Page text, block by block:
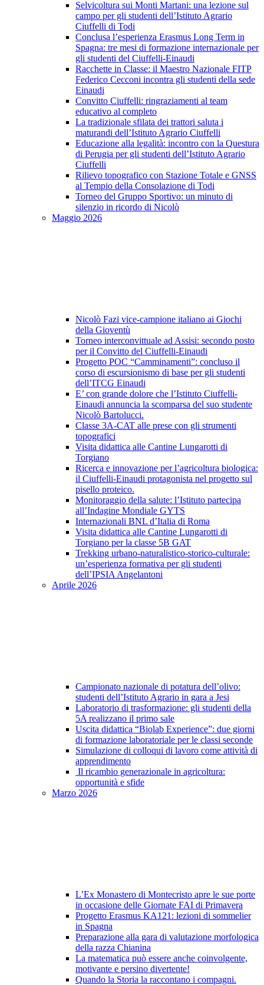
Selvicoltura sui Monti Martani: una lezione sul
campo per gli studenti dell’Istituto Agrario
Ciuffelli di Todi
Conclusa l’esperienza Erasmus Long Term in
Spagna: tre mesi di formazione internazionale per
gli studenti del Ciuffelli-Einaudi
Racchette in Classe: il Maestro Nazionale FITP
Federico Cecconi incontra gli studenti della sede
Einaudi
Convitto Ciuffelli: ringraziamenti al team
educativo al completo
La tradizionale sfilata dei trattori saluta i
maturandi dell’Istituto Agrario Ciuffelli
Educazione alla legalità: incontro con la Questura
di Perugia per gli studenti dell’Istituto Agrario
Ciuffelli
Rilievo topografico con Stazione Totale e GNSS
al Tempio della Consolazione di Todi
Torneo del Gruppo Sportivo: un minuto di
silenzio in ricordo di Nicolò
Maggio 2026
Nicolò Fazi vice-campione italiano ai Giochi
della Gioventù
Torneo interconvittuale ad Assisi: secondo posto
per il Convitto del Ciuffelli-Einaudi
Progetto POC “Camminamenti”: concluso il
corso di escursionismo di base per gli studenti
dell’ITCG Einaudi
E’ con grande dolore che l’Istituto Ciuffelli-
Einaudi annuncia la scomparsa del suo studente
Nicolò Bartolucci.
Classe 3A-CAT alle prese con gli strumenti
topografici
Visita didattica alle Cantine Lungarotti di
Torgiano
Ricerca e innovazione per l’agricoltura biologica:
il Ciuffelli-Einaudi protagonista nel progetto sul
pisello proteico.
Monitoraggio della salute: l’Istituto partecipa
all’Indagine Mondiale GYTS
Internazionali BNL d’Italia di Roma
Visita didattica alle Cantine Lungarotti di
Torgiano per la classe 5B GAT
Trekking urbano-naturalistico-storico-culturale:
un’esperienza formativa per gli studenti
dell’IPSIA Angelantoni
Aprile 2026
Campionato nazionale di potatura dell’olivo:
studenti dell’Istituto Agrario in gara a Jesi
Laboratorio di trasformazione: gli studenti della
5A realizzano il primo sale
Uscita didattica “Biolab Experience”: due giorni
di formazione laboratoriale per le classi seconde
Simulazione di colloqui di lavoro come attività di
apprendimento
Il ricambio generazionale in agricoltura:
opportunità e sfide
Marzo 2026
L’Ex Monastero di Montecristo apre le sue porte
in occasione delle Giornate FAI di Primavera
Progetto Erasmus KA121: lezioni di sommelier
in Spagna
Preparazione alla gara di valutazione morfologica
della razza Chianina
La matematica può essere anche coinvolgente,
motivante e persino divertente!
Quando la Storia la raccontano i compagni.